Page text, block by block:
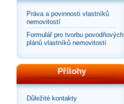
Práva a povinnosti vlastníků
nemovitostí
Formulář pro tvorbu povodňových
plánů vlastníků nemovitostí
Přílohy
Důležité kontakty